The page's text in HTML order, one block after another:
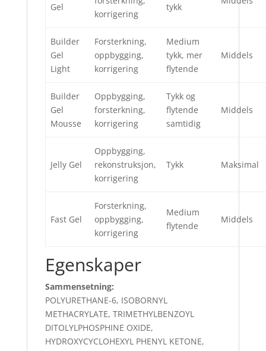
Gel
korrigering
tykk
Builder
Gel
Light
Forsterkning,
oppbygging,
korrigering
Medium
tykk, mer
flytende
Middels
Builder
Gel
Mousse
Oppbygging,
forsterkning,
korrigering
Tykk og
flytende
samtidig
Middels
Jelly Gel
Oppbygging,
rekonstruksjon,
korrigering
Tykk Maksimal
Fast Gel
Forsterkning,
oppbygging,
korrigering
Medium
flytende
Middels
Egenskaper
Sammensetning:
POLYURETHANE-6, ISOBORNYL
METHACRYLATE, TRIMETHYLBENZOYL
DITOLYLPHOSPHINE OXIDE,
HYDROXYCYCLOHEXYL PHENYL KETONE,